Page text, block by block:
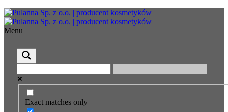
Menu
Exact matches only